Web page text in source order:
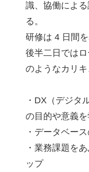
識、協働によ
る。
研修は 4 日間
後半二日では
のようなカリキ
・DX（デジタ
の目的や意義
・データベー
・業務課題を
ップ